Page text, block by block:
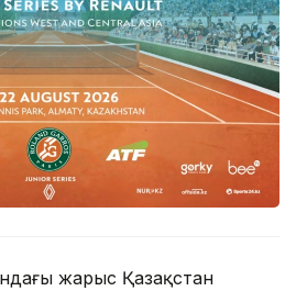
жарыс Қазақстан